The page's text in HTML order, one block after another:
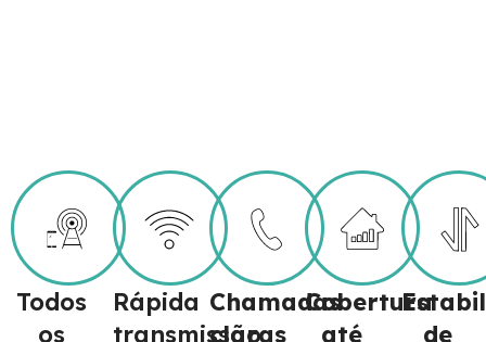
Todos
os
Rápida
transmissão
Chamadas
claras
Cobertura
até
de